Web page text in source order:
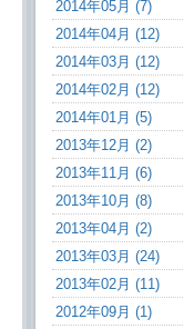
2014年05月 (7)
2014年04月 (12)
2014年03月 (12)
2014年02月 (12)
2014年01月 (5)
2013年12月 (2)
2013年11月 (6)
2013年10月 (8)
2013年04月 (2)
2013年03月 (24)
2013年02月 (11)
2012年09月 (1)